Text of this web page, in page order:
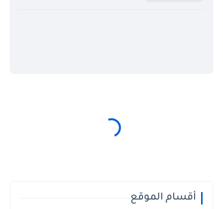
أقسام الموقع